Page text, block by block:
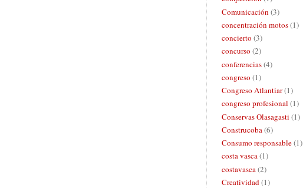
Comunicación (3)
concentración motos(1)
concierto (3)
concurso (2)
conferencias(4)
congreso (1)
Congreso Atlantiar(1)
congreso profesional (1)
Conservas Olasagasti (1)
Construcoba(6)
Consumo responsable(1)
costa vasca(1)
costavasca (2)
Creatividad(1)